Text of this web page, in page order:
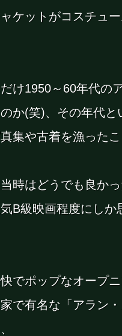
ケットがコスチュ
け1950～60年代の
か(笑)、その年代と
集や古着を漁ったこ
時はどうでも良かっ
B級映画程度にしか
でポップなオープ
で有名な「アラン